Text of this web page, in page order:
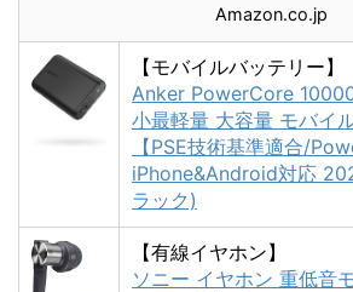
Amazon.co.jp
【モバイルバッテリー】
Anker PowerCore
小最軽量 大容量 モバイ
【PSE技術基準適合/
iPhone&Android対応
ラック)
【有線イヤホン】
ソニー イヤホン 重低音